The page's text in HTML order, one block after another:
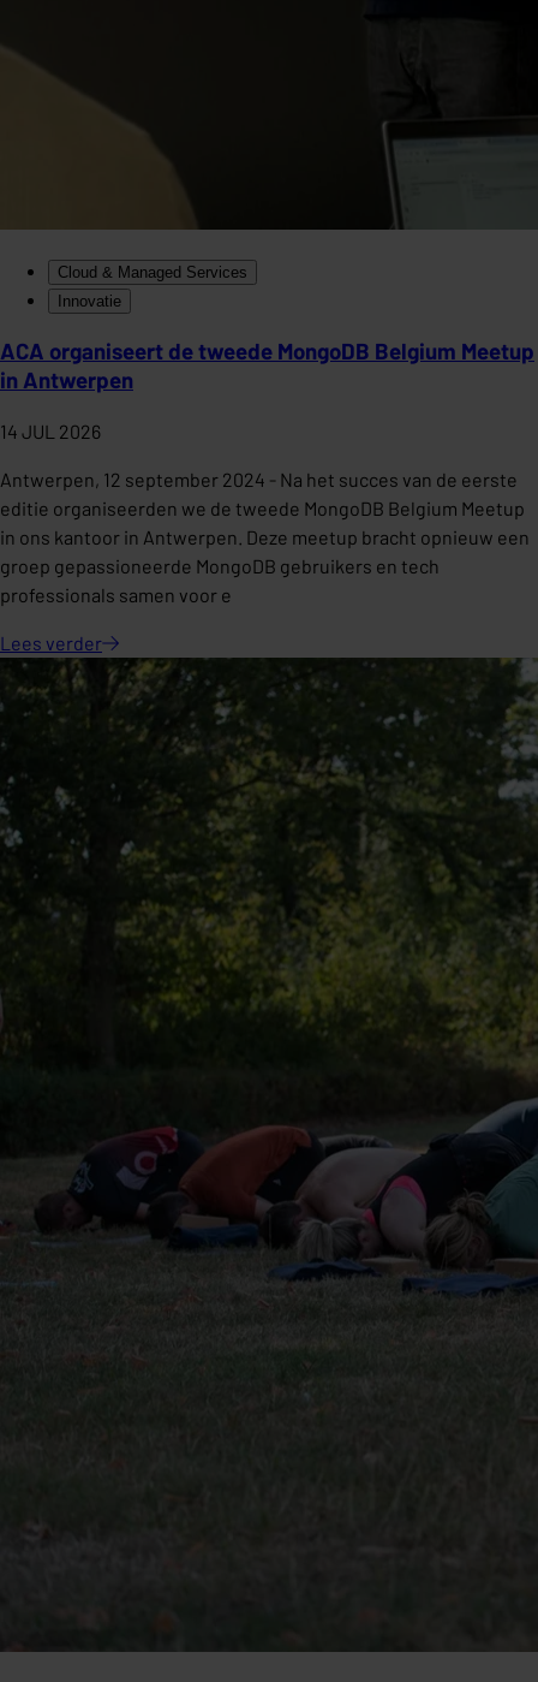
Cloud & Managed Services
Innovatie
ACA organiseert de tweede MongoDB Belgium Meetup
in Antwerpen
14 JUL 2026
Antwerpen, 12 september 2024 - Na het succes van de eerste
editie organiseerden we de tweede MongoDB Belgium Meetup
in ons kantoor in Antwerpen. Deze meetup bracht opnieuw een
groep gepassioneerde MongoDB gebruikers en tech
professionals samen voor e
Lees verder